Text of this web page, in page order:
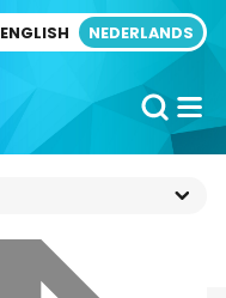
ENGLISH NEDERLANDS